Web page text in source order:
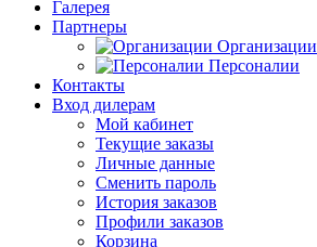
Галерея
Партнеры
Организации
Персоналии
Контакты
Вход дилерам
Мой кабинет
Текущие заказы
Личные данные
Сменить пароль
История заказов
Профили заказов
Корзина